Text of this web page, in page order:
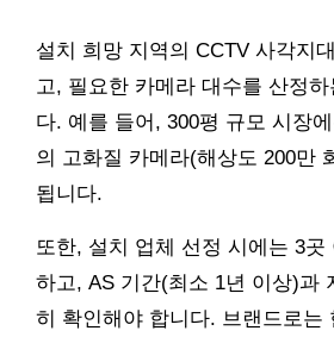
설치 희망 지역의 CCTV 사각지
고, 필요한 카메라 대수를 산정하
다. 예를 들어, 300평 규모 시장
의 고화질 카메라(해상도 200만
됩니다.
또한, 설치 업체 선정 시에는 3곳
하고, AS 기간(최소 1년 이상)과
히 확인해야 합니다. 브랜드로는